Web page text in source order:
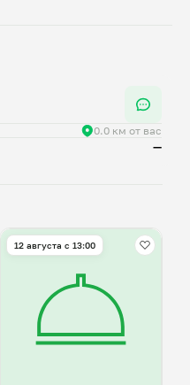
0.0 км от вас
—
12 августа с 13:00